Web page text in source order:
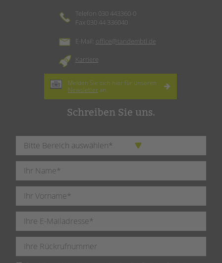
Telefon 030 443360-0
Fax 030 44 336040
E-Mail: office@tandembtl.de
Karriere
Melden Sie sich hier für unseren
Newsletter an.
Schreiben Sie uns.